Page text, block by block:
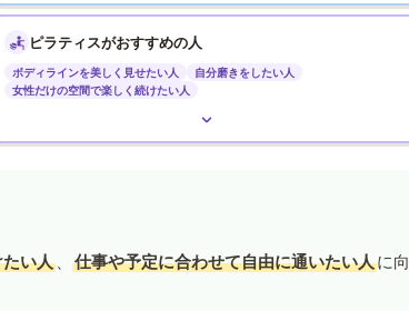
ピラティスがおすすめの人
ボディラインを美しく見せたい人
自分磨きをしたい人
女性だけの空間で楽しく続けたい人
い人 、 仕事や予定に合わせて自由に通いたい人に向